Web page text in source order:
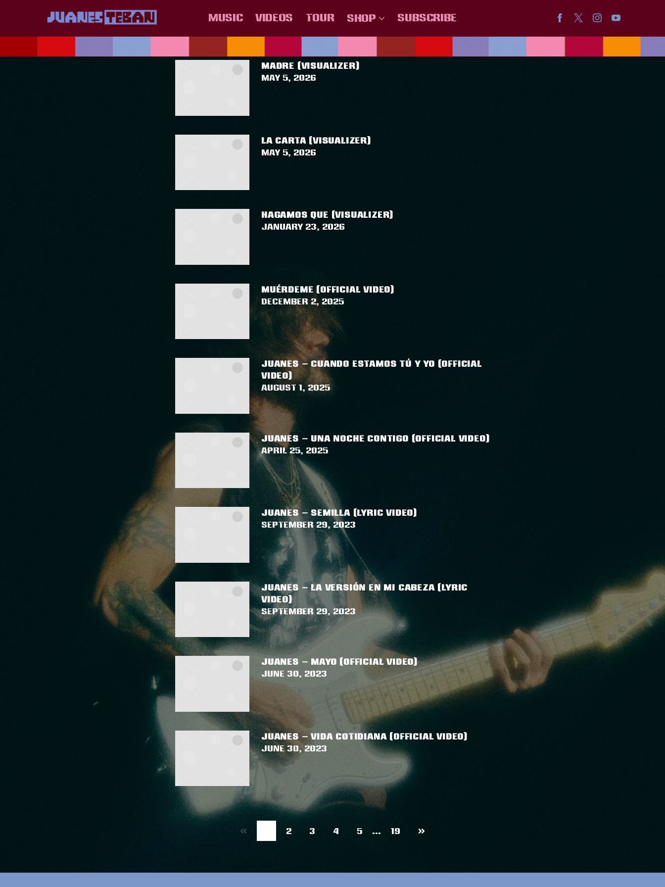
E.E.U.U COLOMBIA MÉXICO ESPAÑA CHILE CENTRO AMERICA
JUANES MUSIC VIDEOS TOUR SHOP SUBSCRIBE
POSTS TAGGED AS""
MADRE (VISUALIZER)
May 5, 2026
LA CARTA (VISUALIZER)
May 5, 2026
HAGAMOS QUE (VISUALIZER)
January 23, 2026
MUÉRDEME (OFFICIAL VIDEO)
December 2, 2025
JUANES – CUANDO ESTAMOS TÚ Y YO (OFFICIAL
VIDEO)
August 1, 2025
JUANES – UNA NOCHE CONTIGO (OFFICIAL VIDEO)
April 25, 2025
JUANES – SEMILLA (LYRIC VIDEO)
September 29, 2023
JUANES – LA VERSIÓN EN MI CABEZA (LYRIC
VIDEO)
September 29, 2023
JUANES – MAYO (OFFICIAL VIDEO)
June 30, 2023
JUANES – VIDA COTIDIANA (OFFICIAL VIDEO)
June 30, 2023
2 3 4 5 … 19
Next